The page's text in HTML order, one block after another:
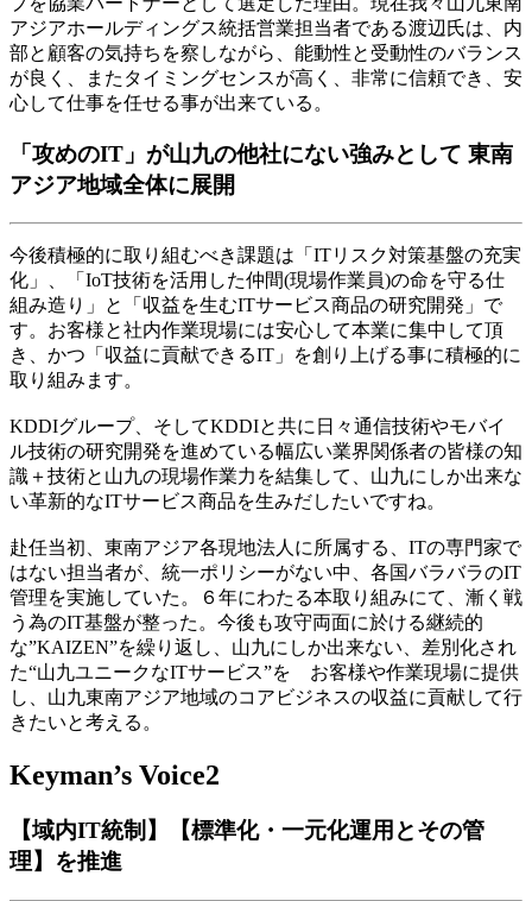
アジアホールディングス統括営業担当者である渡辺氏は、内
部と顧客の気持ちを察しながら、能動性と受動性のバランス
が良く、またタイミングセンスが高く、非常に信頼でき、安
心して仕事を任せる事が出来ている。
「攻めのIT」が山九の他社にない強みとして 東南
アジア地域全体に展開
今後積極的に取り組むべき課題は「ITリスク対策基盤の充実
化」、「IoT技術を活用した仲間(現場作業員)の命を守る仕
組み造り」と「収益を生むITサービス商品の研究開発」で
す。お客様と社内作業現場には安心して本業に集中して頂
き、かつ「収益に貢献できるIT」を創り上げる事に積極的に
取り組みます。
KDDIグループ、そしてKDDIと共に日々通信技術やモバイ
ル技術の研究開発を進めている幅広い業界関係者の皆様の知
識＋技術と山九の現場作業力を結集して、山九にしか出来な
い革新的なITサービス商品を生みだしたいですね。
赴任当初、東南アジア各現地法人に所属する、ITの専門家で
はない担当者が、統一ポリシーがない中、各国バラバラのIT
管理を実施していた。６年にわたる本取り組みにて、漸く戦
う為のIT基盤が整った。今後も攻守両面に於ける継続的
な”KAIZEN”を繰り返し、山九にしか出来ない、差別化され
た“山九ユニークなITサービス”を お客様や作業現場に提供
し、山九東南アジア地域のコアビジネスの収益に貢献して行
きたいと考える。
Keyman’s Voice2
【域内IT統制】【標準化・一元化運用とその管
理】を推進